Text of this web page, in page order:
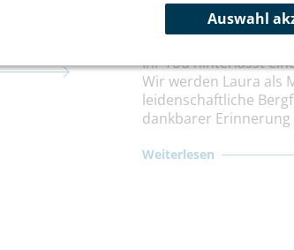
Aktuelles
In stillem
Ihr Tod hinterlässt
Wir werden Laura als
leidenschaftliche
dankbarer
Weiterlesen
Auswahl